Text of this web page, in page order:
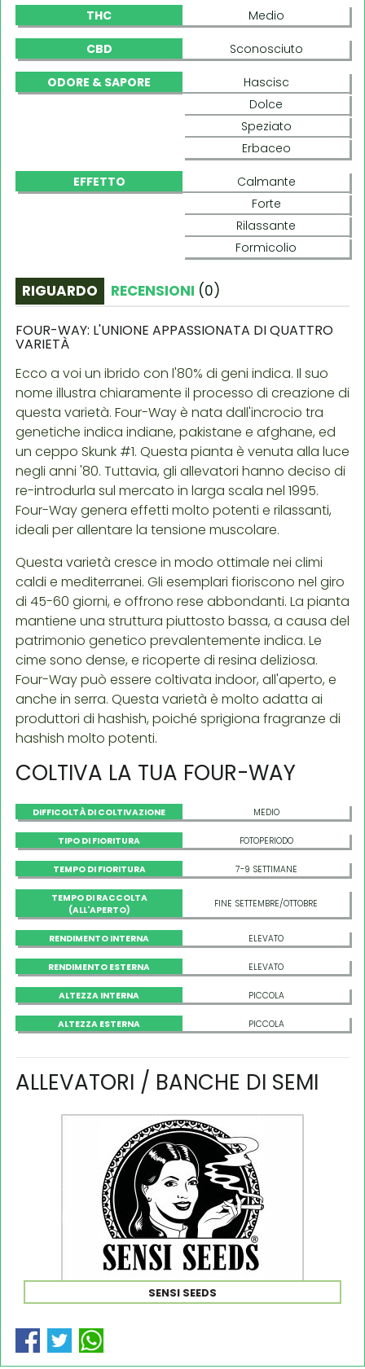
THC Medio
CBD Sconosciuto
ODORE & SAPORE
Hascisc
Dolce
Speziato
Erbaceo
EFFETTO
Calmante
Forte
Rilassante
Formicolio
RIGUARDO RECENSIONI (0)
FOUR-WAY: L'UNIONE APPASSIONATA DI QUATTRO
VARIETÀ
Ecco a voi un ibrido con l'80% di geni indica. Il suo
nome illustra chiaramente il processo di creazione di
questa varietà. Four-Way è nata dall'incrocio tra
genetiche indica indiane, pakistane e afghane, ed
un ceppo Skunk #1. Questa pianta è venuta alla luce
negli anni '80. Tuttavia, gli allevatori hanno deciso di
re-introdurla sul mercato in larga scala nel 1995.
Four-Way genera effetti molto potenti e rilassanti,
ideali per allentare la tensione muscolare.
Questa varietà cresce in modo ottimale nei climi
caldi e mediterranei. Gli esemplari fioriscono nel giro
di 45-60 giorni, e offrono rese abbondanti. La pianta
mantiene una struttura piuttosto bassa, a causa del
patrimonio genetico prevalentemente indica. Le
cime sono dense, e ricoperte di resina deliziosa.
Four-Way può essere coltivata indoor, all'aperto, e
anche in serra. Questa varietà è molto adatta ai
produttori di hashish, poiché sprigiona fragranze di
hashish molto potenti.
COLTIVA LA TUA FOUR-WAY
DIFFICOLTÀ DI COLTIVAZIONE MEDIO
TIPO DI FIORITURA FOTOPERIODO
TEMPO DI FIORITURA 7-9 SETTIMANE
TEMPO DI RACCOLTA
(ALL'APERTO)
FINE SETTEMBRE/OTTOBRE
RENDIMENTO INTERNA ELEVATO
RENDIMENTO ESTERNA ELEVATO
ALTEZZA INTERNA PICCOLA
ALTEZZA ESTERNA PICCOLA
ALLEVATORI / BANCHE DI SEMI
SENSI SEEDS